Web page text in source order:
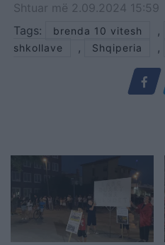
Shtuar më 2.09.2024 15:59
Tags:
brenda 10 vitesh ,
shkollave
, Shqiperia ,